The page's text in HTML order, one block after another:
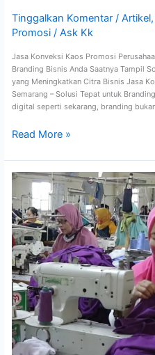
Tinggalkan Komentar / Artikel,
Promosi/ Ask Kk
Jasa Konveksi Kaos Promosi
Branding Bisnis Anda Saatnya Tampil
yang Meningkatkan Citra Bisnis Jasa
Semarang – Solusi Tepat untuk
digital seperti sekarang, branding
Read More »
Jasa
Konveksi
Kaos
Promosi
Perusahaan
di
Solo
–
Solusi
Tepat
untuk
Branding
Bisnis
Anda